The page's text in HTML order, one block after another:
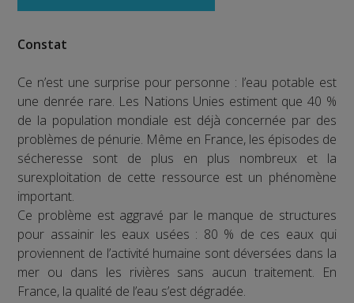
Constat
Ce n’est une surprise pour personne : l’eau potable est
une denrée rare. Les Nations Unies estiment que 40 %
de la population mondiale est déjà concernée par des
problèmes de pénurie. Même en France, les épisodes de
sécheresse sont de plus en plus nombreux et la
surexploitation de cette ressource est un phénomène
important.
Ce problème est aggravé par le manque de structures
pour assainir les eaux usées : 80 % de ces eaux qui
proviennent de l’activité humaine sont déversées dans la
mer ou dans les rivières sans aucun traitement. En
France, la qualité de l’eau s’est dégradée.